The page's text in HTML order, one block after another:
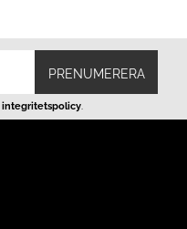
PRENUMERERA
integritetspolicy